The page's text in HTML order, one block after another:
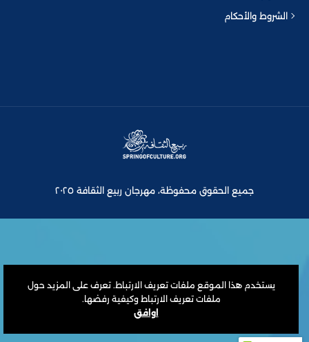
الشروط والأحكام
جميع الحقوق محفوظة، مهرجان ربيع الثقافة ٢٠٢٥
يستخدم هذا الموقع ملفات تعريف الارتباط. تعرف على المزيد حول
ملفات تعريف الارتباط وكيفية رفضها.
اوافق